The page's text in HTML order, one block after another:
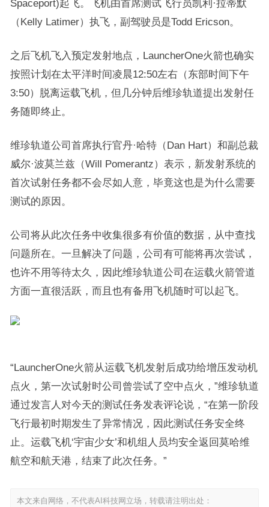
Spaceport)起飞。飞机由首席测试飞行员凯利·拉蒂默
（Kelly Latimer）执飞，副驾驶员是Todd Ericson。
之后飞机飞入预定发射地点，LauncherOne火箭也确实
按照计划在太平洋时间凌晨12:50左右（东部时间下午
3:50）脱离运载飞机，但几分钟后维珍轨道提出发射任
务随即终止。
维珍轨道公司首席执行官丹·哈特（Dan Hart）和副总裁
威尔·波莫兰兹（Will Pomerantz）表示，新发射系统的
首次试射任务都不会尽如人意，毕竟这也是为什么需要
测试的原因。
公司将从此次任务中收集很多有价值的数据，从中查找
问题所在。一旦解决了问题，公司有可能将再次尝试，
也许不用等待太久，因此维珍轨道公司在运载火箭管道
方面一直很活跃，而且也有备用飞机随时可以起飞。
“LauncherOne火箭从运载飞机发射后成功给增压发动机
点火，第一次试射时公司曾尝试了空中点火，”维珍轨道
通过发言人对今天的测试任务发表评论说，“在第一阶段
飞行最初时期发生了异常情况，因此测试任务安全终
止。运载飞机‘宇宙少女’和机组人员均安全返回莫哈维
航空和航天港，结束了此次任务。”
本文来自网络，不代表AI科技网立场，转载请注明出处：